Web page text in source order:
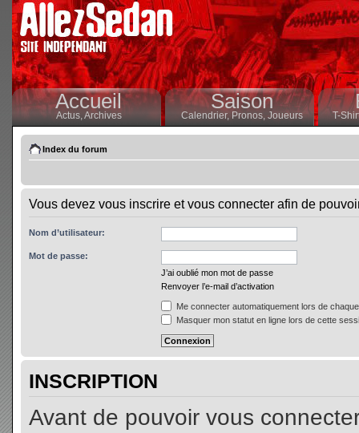
Accueil
Actus,Archives
Saison
Calendrier,Pronos, Joueurs T-
Index du forum
Vous devez vous inscrire et vous connecter afin de
Nom d’utilisateur:
Mot de passe:
J’ai oublié mon mot de passe
Renvoyer l’e-mail d’activation
Me connecter automatiquement lors de
Masquer mon statut en ligne lors de cette
INSCRIPTION
Avant de pouvoir vous